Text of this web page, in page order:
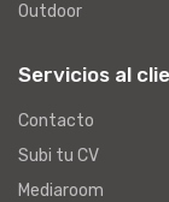
Outdoor
Servicios al
Contacto
Subi tu CV
Mediaroom